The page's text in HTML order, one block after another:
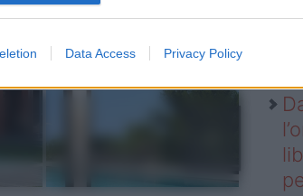
Data Access Privacy Policy